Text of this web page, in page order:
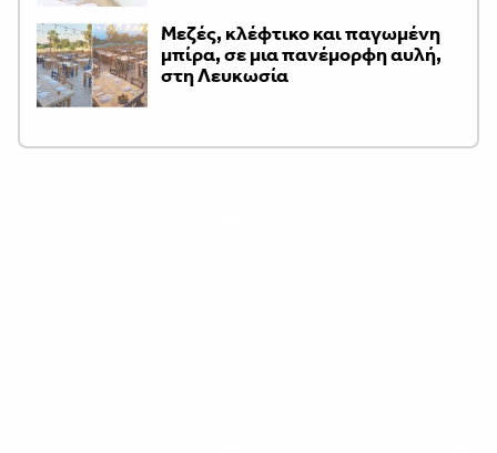
Μεζές, κλέφτικο και παγωμένη
μπίρα, σε μια πανέμορφη αυλή,
στη Λευκωσία